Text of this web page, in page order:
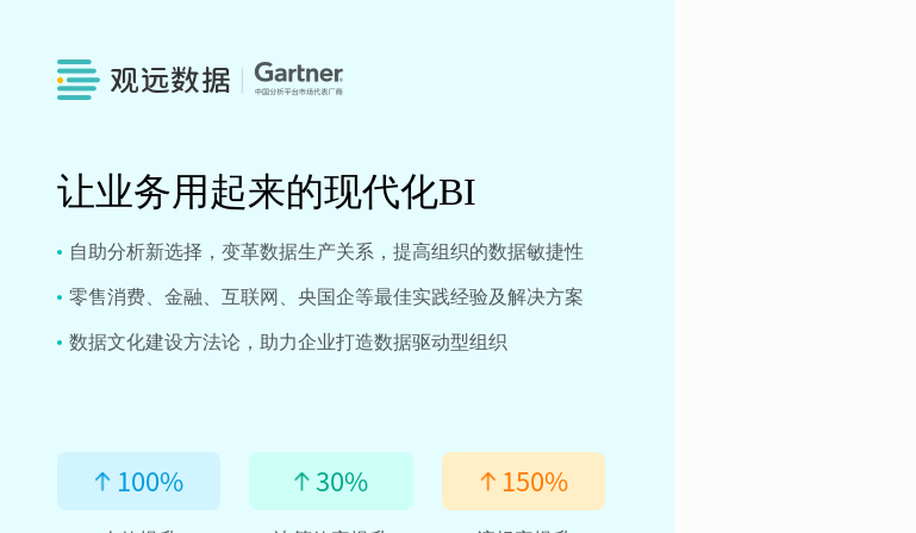
让业务用起来的现代化BI
自助分析新选择，变革数据生产关系，提高组织的数据敏捷性
零售消费、金融、互联网、央国企等最佳实践经验及解决方案
数据文化建设方法论，助力企业打造数据驱动型组织
100% 30% 150%